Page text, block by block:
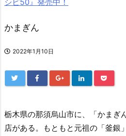
かまぎん
2022年1月10日
栃木県の那須烏山市に、「かまぎ
店がある。もともと元祖の「釜銀